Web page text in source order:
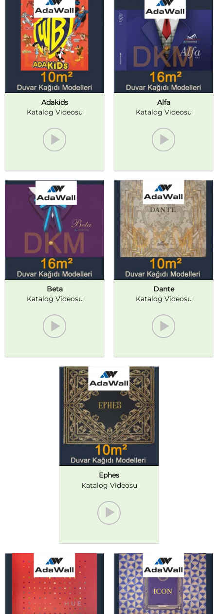
Adakids
Katalog Videosu
Alfa
Katalog Videosu
Beta
Katalog Videosu
Dante
Katalog Videosu
Ephes
Katalog Videosu